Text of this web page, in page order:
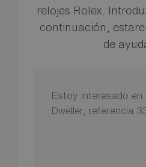
relojes Rolex.
continuación,
de